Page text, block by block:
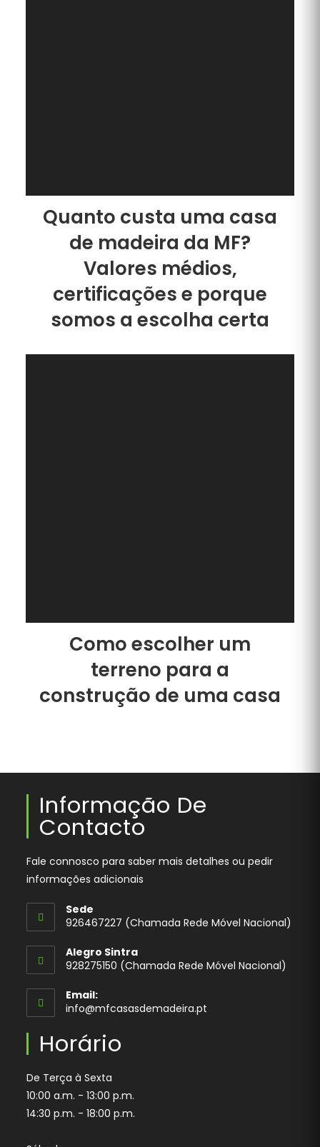
Quanto custa uma casa
de madeira da MF?
Valores médios,
certificações e porque
somos a escolha certa
Como escolher um
terreno para a
construção de uma casa
Informação De
Contacto
Fale connosco para saber mais detalhes ou pedir
informações adicionais
Sede
926467227 (Chamada Rede Móvel Nacional)
in
your
application
Alegro Sintra
928275150 (Chamada Rede Móvel Nacional)
Email:
info@mfcasasdemadeira.pt
Horário
De Terça à Sexta
10:00 a.m. - 13:00 p.m.
14:30 p.m. - 18:00 p.m.